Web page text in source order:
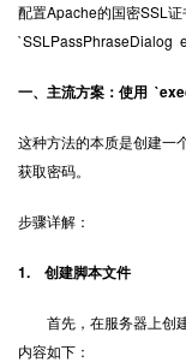
配置Apache的国密SSL证
`SSLPassPhraseDialog
一、主流方案：使用
这种方法的本质是创建一
获取密码。
步骤详解：
1. 创建脚本文件
首先，在服务器上创建
内容如下：